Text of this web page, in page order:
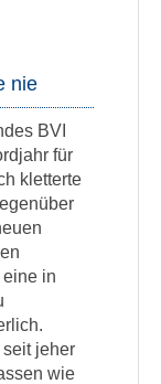
nie
BVI
für
kletterte
in
jeher
wie